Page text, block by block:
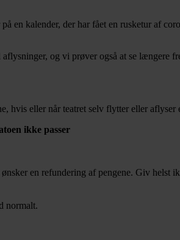
en kalender, der har fået en rusketur af
og vi prøver også at se længere
hvis eller når teatret selv flytter eller aflyser
ikke passer
en refundering af pengene. Giv helst
normalt.